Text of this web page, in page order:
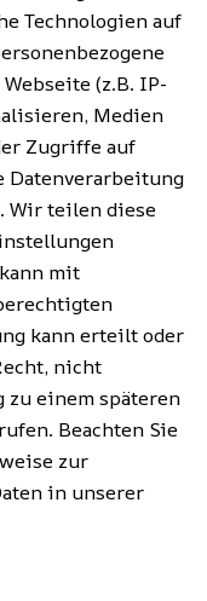
Technologien auf
(z.B. IP-
Medien
Zugriffe auf
Datenverarbeitung
Wir teilen diese
mit
kann erteilt oder
nicht
einem späteren
Beachten Sie
zur
in unserer
|
|
|